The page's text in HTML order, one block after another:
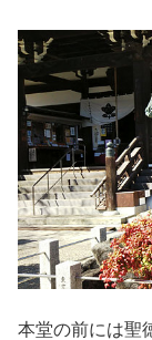
本堂の前には聖